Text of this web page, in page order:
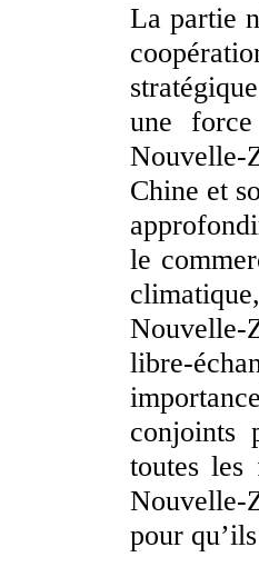
La partie
une
Nouvelle-
Chine et
le
Nouvelle-
libre-
conjoints
toutes les
Nouvelle-
pour